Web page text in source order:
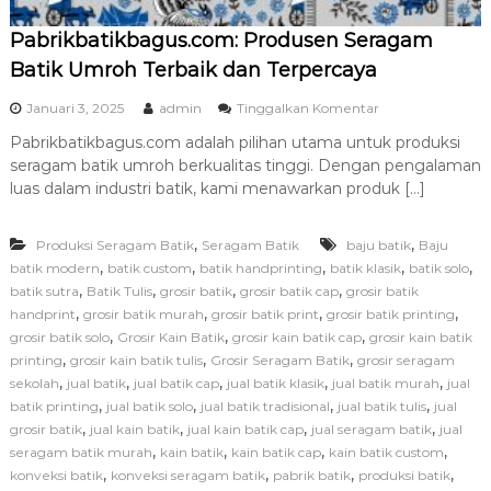
a
t
l
B
e
u
a
i
t
a
Pabrikbatikbagus.com: Produsen Seragam
Batik Umroh Terbaik dan Terpercaya
Januari 3, 2025 admin Tinggalkan Komentarp
d
a
P
r
i
a
t
i
k
b
u
s
Pabrikbatikbagus.com adalah pilihan utama untuk produksi
seragam batik umroh berkualitas tinggi. Dengan pengalaman
luas dalam industri batik, kami menawarkan produk […]
Produksi Seragam Batik, Seragam Batik baju batik, Baju
batik modern, batik custom, batik handprinting, batik klasik, batik solo,
batik sutra, Batik Tulis, grosir batik, grosir batik cap, grosir batik
handprint, grosir batik murah, grosir batik print, grosir batik printing,
grosir batik solo, Grosir Kain Batik, grosir kain batik cap, grosir kain batik
printing, grosir kain batik tulis, Grosir Seragam Batik, grosir seragam
sekolah, jual batik, jual batik cap, jual batik klasik, jual batik murah, jual
batik printing, jual batik solo, jual batik tradisional, jual batik tulis, jual
grosir batik, jual kain batik, jual kain batik cap, jual seragam batik, jual
seragam batik murah, kain batik, kain batik cap, kain batik custom,
konveksi batik, konveksi seragam batik, pabrik batik, produksi batik,